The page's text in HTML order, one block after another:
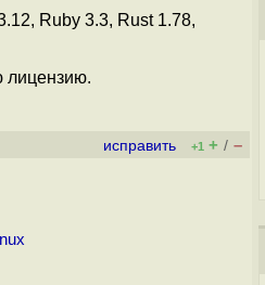
Ruby 3.3, Rust 1.78,
лицензию.
исправить +1 + / –